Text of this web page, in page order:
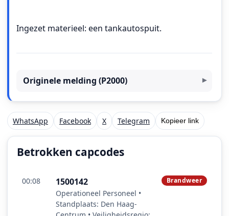
Ingezet materieel: een tankautospuit.
Originele melding (P2000)
WhatsApp Facebook X Telegram Kopieer link
Betrokken capcodes
00:08 1500142
Operationeel Personeel •
Standplaats: Den Haag-
Brandweer